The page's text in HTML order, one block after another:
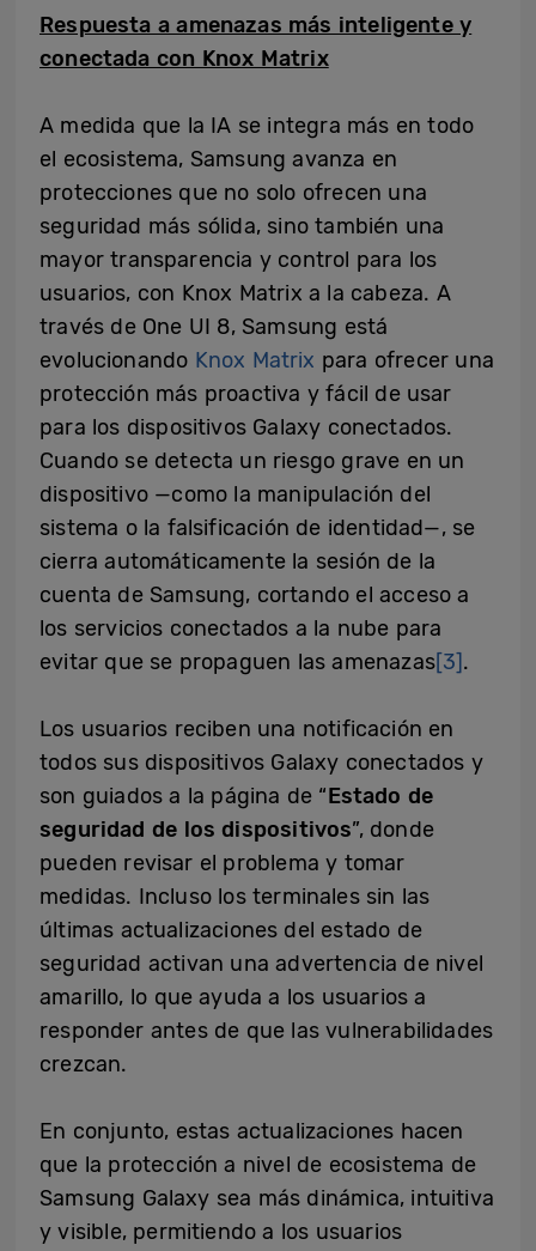
Respuesta a amenazas más inteligente y
conectada con Knox Matrix
A medida que la IA se integra más en todo
el ecosistema, Samsung avanza en
protecciones que no solo ofrecen una
seguridad más sólida, sino también una
mayor transparencia y control para los
usuarios, con Knox Matrix a la cabeza. A
través de One UI 8, Samsung está
evolucionando Knox Matrix para ofrecer una
protección más proactiva y fácil de usar
para los dispositivos Galaxy conectados.
Cuando se detecta un riesgo grave en un
dispositivo —como la manipulación del
sistema o la falsificación de identidad—, se
cierra automáticamente la sesión de la
cuenta de Samsung, cortando el acceso a
los servicios conectados a la nube para
evitar que se propaguen las amenazas[3].
Los usuarios reciben una notificación en
todos sus dispositivos Galaxy conectados y
son guiados a la página de “Estado de
seguridad de los dispositivos”, donde
pueden revisar el problema y tomar
medidas. Incluso los terminales sin las
últimas actualizaciones del estado de
seguridad activan una advertencia de nivel
amarillo, lo que ayuda a los usuarios a
responder antes de que las vulnerabilidades
crezcan.
En conjunto, estas actualizaciones hacen
que la protección a nivel de ecosistema de
Samsung Galaxy sea más dinámica, intuitiva
y visible, permitiendo a los usuarios